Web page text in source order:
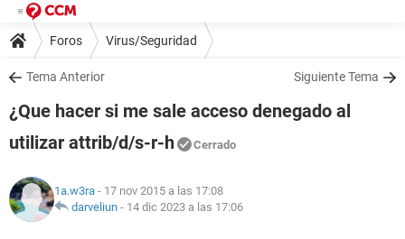
Foros Virus/Seguridad
Tema Anterior Siguiente Tema
¿Que hacer si me sale acceso denegado al
utilizar attrib/d/s-r-h
Cerrado
1a.w3ra - 17 nov 2015 a las 17:08
darveliun - 14 dic 2023 a las 17:06